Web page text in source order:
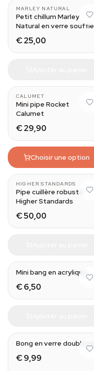
MARLEY NATURAL
Petit chillum Marley
Natural en verre soufflé
€ 25,00
CALUMET
Mini pipe Rocket
Calumet
€ 29,90
Choisir une option
HIGHER STANDARDS
Pipe cuillère robuste
Higher Standards
€ 50,00
Mini bang en acrylique
€ 6,50
Bong en verre double bol
€ 9,99